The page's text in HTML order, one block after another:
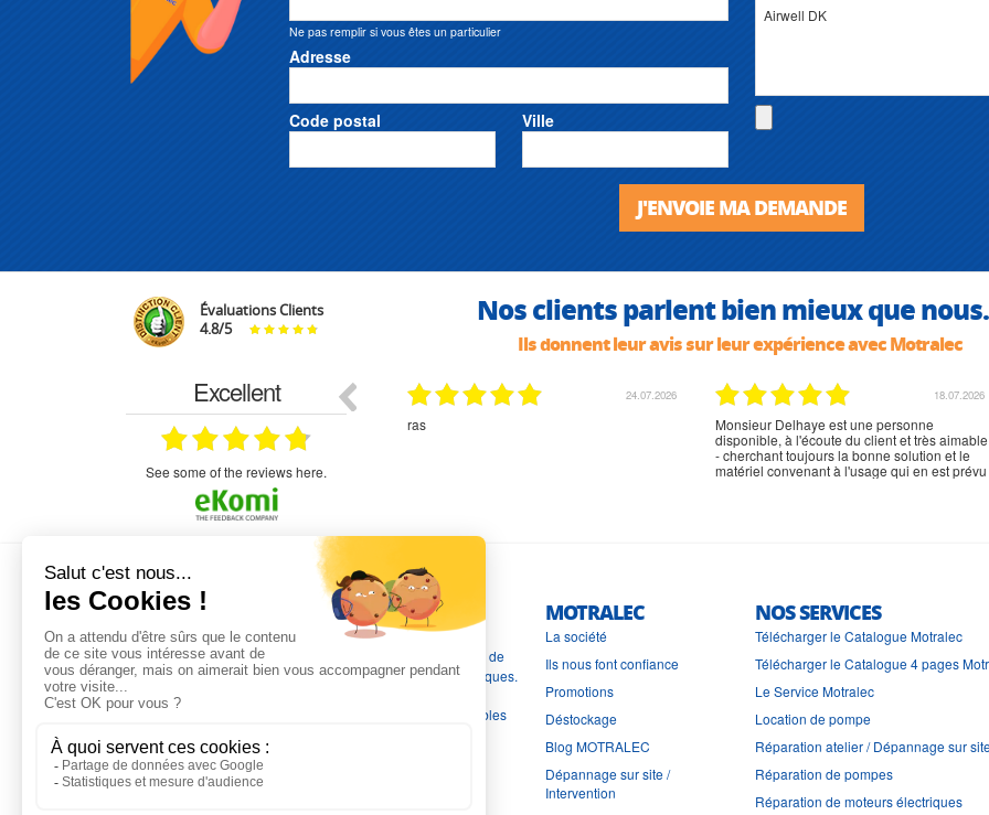
Ne pas remplir si vous êtes un particulier
Adresse
Code postal Ville
J'ENVOIE MA DEMANDE
Évaluations Clients
4.8/5 Nos clients parlent bien mieux que
Ils donnent leur avis sur leur expérience avec Motralec
Excellent
see some of the reviews here.
29.03.2026
bonjour commande pompe puit malgré un
appel en dehors des heures d ouverture votre
commercial a géré ma demande le devis reçu
immédiatement un fois le paiement effectue la
commande a été valider l envoi a été un peu
long mais dans l ensemble très satisfait
24.07.2026
ras
18.07.2026
Monsieur Delhaye est une personne
disponible, à l'écoute du client et très aimable
- cherchant toujours la bonne solution et le
matériel convenant à l'usage qui en est prévu
L'EXPERTISE MOTRALEC
Depuis 1976, nous sommes
les spécialistes numéro 1 en
Franceen pompes de relevage, station de relevage, pompe de
chauffage, suppression, forage, immergée et moteurs électriques.
Nous assurons
dépannage
, tout en travaillant avec les marques les plus fiables
MOTRALEC
La société
Ils nous font confiance
Promotions
Déstockage
Blog MOTRALEC
Dépannage sur site /
Intervention
NOS SERVICES
Télécharger le Catalogue Motralec
Télécharger le Catalogue 4 pages
Le Service Motralec
Location de pompe
Réparation atelier / Dépannage sur
Réparation de pompes
Réparation de moteurs électriques